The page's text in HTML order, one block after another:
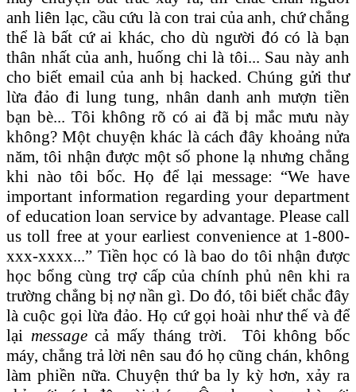
anh liên lạc, cầu cứu là con trai của anh, chứ chẳng
thể là bất cứ ai khác, cho dù người đó có là bạn
thân nhất của anh, huống chi là tôi... Sau này anh
cho biết email của anh bị hacked. Chúng gửi thư
lừa đảo đi lung tung, nhân danh anh mượn tiền
bạn bè... Tôi không rõ có ai đã bị mắc mưu này
không? Một chuyện khác là cách đây khoảng nửa
năm, tôi nhận được một số phone lạ nhưng chẳng
khi nào tôi bốc. Họ để lại message: “We have
important information regarding your department
of education loan service by advantage. Please call
us toll free at your earliest convenience at 1-800-
xxx-xxxx...” Tiền học có là bao do tôi nhận được
học bổng cùng trợ cấp của chính phủ nên khi ra
trường chẳng bị nợ nần gì. Do đó, tôi biết chắc đây
là cuộc gọi lừa đảo. Họ cứ gọi hoài như thế và để
lại messagecả mấy tháng trời. Tôi không bốc
máy, chẳng trả lời nên sau đó họ cũng chán, không
làm phiền nữa. Chuyện thứ ba ly kỳ hơn, xảy ra